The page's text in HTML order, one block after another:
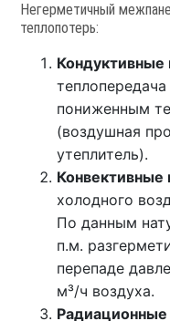
Негерметичный
теплопотерь:
Кондуктивные
пониженным
(воздушная
утеплитель).
Конвективные
холодного
По данным
п.м.
перепаде
м³/ч воздуха.
Радиационные